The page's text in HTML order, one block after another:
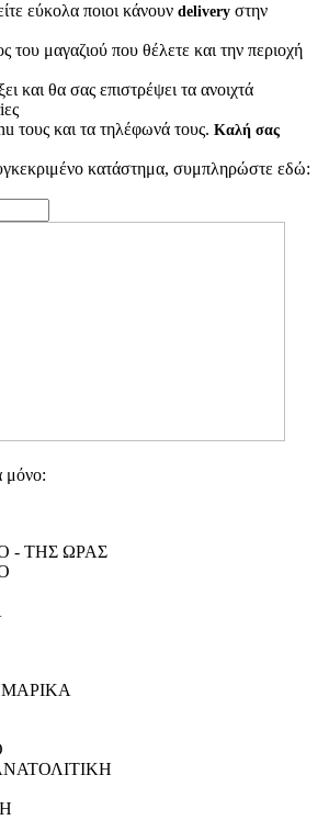
εύκολα ποιοι κάνουν delivery στην
του μαγαζιού που θέλετε και την περιοχή
και θα σας επιστρέψει τα ανοιχτά
τους και τα τηλέφωνά τους. Καλή σας
κατάστημα, συμπληρώστε εδώ:
μόνο:
- ΤΗΣ ΩΡΑΣ